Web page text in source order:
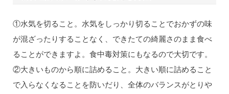
①水気を切ること。水気をしっかり切ることでおかずの味
が混ざったりすることなく、できたての綺麗さのまま食べ
ることができますよ。食中毒対策にもなるので大切です。
②大きいものから順に詰めること。大きい順に詰めること
で入らなくなることを防いだり、全体のバランスがとりや